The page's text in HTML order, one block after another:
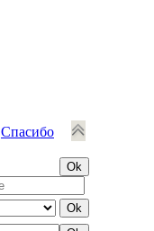
Спасибо